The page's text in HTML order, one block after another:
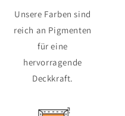
Unsere Farben sind
reich an Pigmenten
für eine
hervorragende
Deckkraft.